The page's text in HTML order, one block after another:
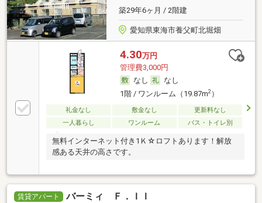
築29年6ヶ月 / 2階建
愛知県東海市養父町北堀畑
4.30万円
管理費3,000円
なし
なし
1階 / ワンルーム（19.87m2）
礼金なし 敷金なし
更新料なし
一人暮らし
ワンルーム バス・トイレ別
無料インターネット付き1Ｋ☆ロフトあります！解放
感ある天井の高さです。
賃貸アパート バーミィ Ｆ．ＩＩ